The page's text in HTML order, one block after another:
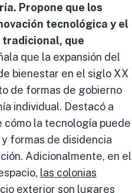
Propone que los
tecnológica y el
que
que la expansión del
bienestar en el siglo XX
de formas de gobierno
individual. Destacó a
cómo la tecnología puede
formas de disidencia
Adicionalmente, en el
las colonias
exterior son lugares